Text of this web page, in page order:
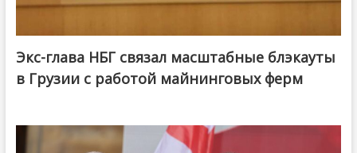
Экс-глава НБГ связал масштабные блэкауты
в Грузии с работой майнинговых ферм